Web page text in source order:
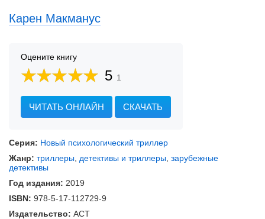
Карен Макманус
Оцените книгу
5 1
ЧИТАТЬ ОНЛАЙН СКАЧАТЬ
Серия: Новый психологический триллер
Жанр: триллеры детективы и триллеры зарубежные
детективы
Год издания: 2019
ISBN: 978-5-17-112729-9
Издательство: АСТ